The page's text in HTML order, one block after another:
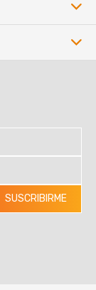
SUSCRIBIRME